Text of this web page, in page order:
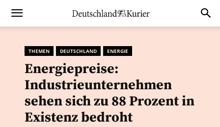
THEMEN DEUTSCHLAND ENERGIE
Energiepreise:
Industrieunternehmen
sehen sich zu 88 Prozent in
Existenz bedroht